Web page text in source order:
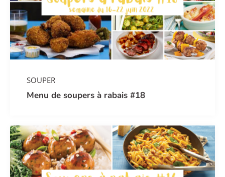
SOUPER
Menu de soupers à rabais #18